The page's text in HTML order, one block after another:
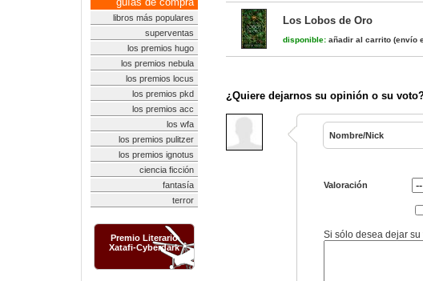
libros más populares
superventas
los premios hugo
los premios nebula
los premios locus
los premios pkd
los premios acc
los wfa
los premios pulitzer
los premios ignotus
ciencia ficción
fantasía
terror
Premio Literario
Xatafi-Cyberdark
Los Lobos de Oro
disponible: añadir al carrito (envío
¿Quiere dejarnos su opinión o su
Nombre/Nick
Valoración
Si sólo desea dejar